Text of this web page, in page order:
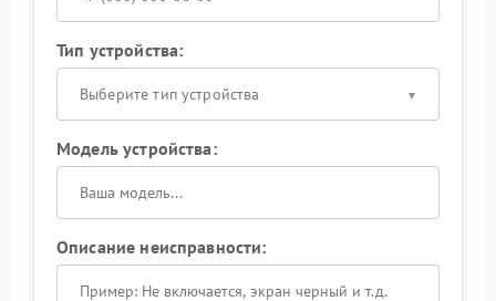
Тип устройства:
Выберите тип устройства
Модель устройства:
Описание неисправности: